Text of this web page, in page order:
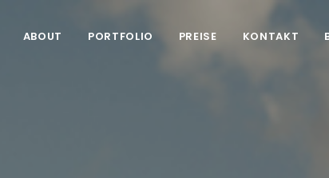
ABOUT PORTFOLIO PREISE KONTAKT